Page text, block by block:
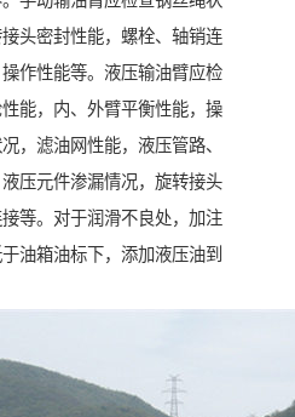
头密封性能，螺栓、轴销连
作性能等。液压输油臂应检
能，内、外臂平衡性能，操
，滤油网性能，液压管路、
压元件渗漏情况，旋转接头
等。对于润滑不良处，加注
油箱油标下，添加液压油到